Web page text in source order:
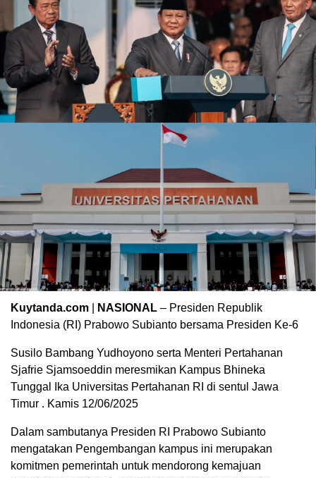
Kuytanda.com NASIONAL – Presiden Republik
Indonesia (RI) Prabowo Subianto bersama Presiden Ke-6
Susilo Bambang Yudhoyono serta Menteri Pertahanan
Sjafrie Sjamsoeddin meresmikan Kampus Bhineka
Tunggal Ika Universitas Pertahanan RI di sentul Jawa
Timur . Kamis 12/06/2025
Dalam sambutanya Presiden RI Prabowo Subianto
mengatakan Pengembangan kampus ini merupakan
komitmen pemerintah untuk mendorong kemajuan